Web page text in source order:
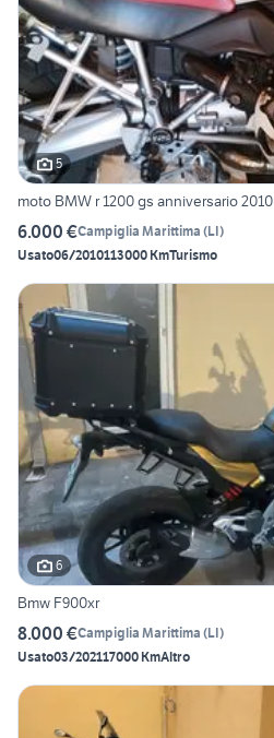
5
moto BMW r 1200 gs anniversario 2010
6.000 €Campiglia Marittima (LI)
Usato06/2010113000 KmTurismo
6
Bmw F900xr
8.000 €Campiglia Marittima (LI)
Usato03/202117000 KmAltro